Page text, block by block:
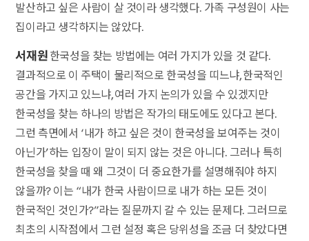
발산하고 싶은 사람이 살 것이라 생각했다. 가족 구성원이 사는
집이라고 생각하지는 않았다.
서재원 한국성을 찾는 방법에는 여러 가지가 있을 것 같다.
결과적으로 이 주택이 물리적으로 한국성을 띠느냐, 한국적인
공간을 가지고 있느냐, 여러 가지 논의가 있을 수 있겠지만
한국성을 찾는 하나의 방법은 작가의 태도에도 있다고 본다.
그런 측면에서 ‘내가 하고 싶은 것이 한국성을 보여주는 것이
아닌가’하는 입장이 말이 되지 않는 것은 아니다. 그러나 특히
한국성을 찾을 때 왜 그것이 더 중요한가를 설명해줘야 하지
않을까? 이는 “내가 한국 사람이므로 내가 하는 모든 것이
한국적인 것인가?”라는 질문까지 갈 수 있는 문제다. 그러므로
최초의 시작점에서 그런 설정 혹은 당위성을 조금 더 찾았다면